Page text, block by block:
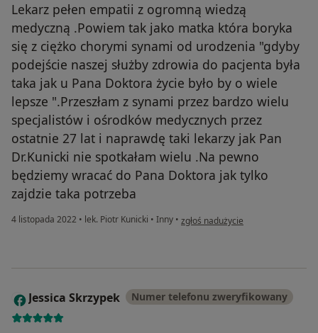
Lekarz pełen empatii z ogromną wiedzą
medyczną .Powiem tak jako matka która boryka
się z ciężko chorymi synami od urodzenia "gdyby
podejście naszej służby zdrowia do pacjenta była
taka jak u Pana Doktora życie było by o wiele
lepsze ".Przeszłam z synami przez bardzo wielu
specjalistów i ośrodków medycznych przez
ostatnie 27 lat i naprawdę taki lekarzy jak Pan
Dr.Kunicki nie spotkałam wielu .Na pewno
będziemy wracać do Pana Doktora jak tylko
zajdzie taka potrzeba
4 listopada 2022 • lek. Piotr Kunicki • Inny • w opinii użytkownika Mama
zgłoś nadużycie
J Jessica Skrzypek Numer telefonu zweryfikowany